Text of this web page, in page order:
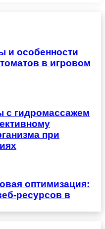
и особенности
в игровом
с гидромассажем
при
оптимизация:
ресурсов в